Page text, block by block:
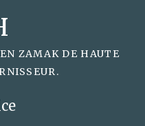
ZAMAK DE HAUTE